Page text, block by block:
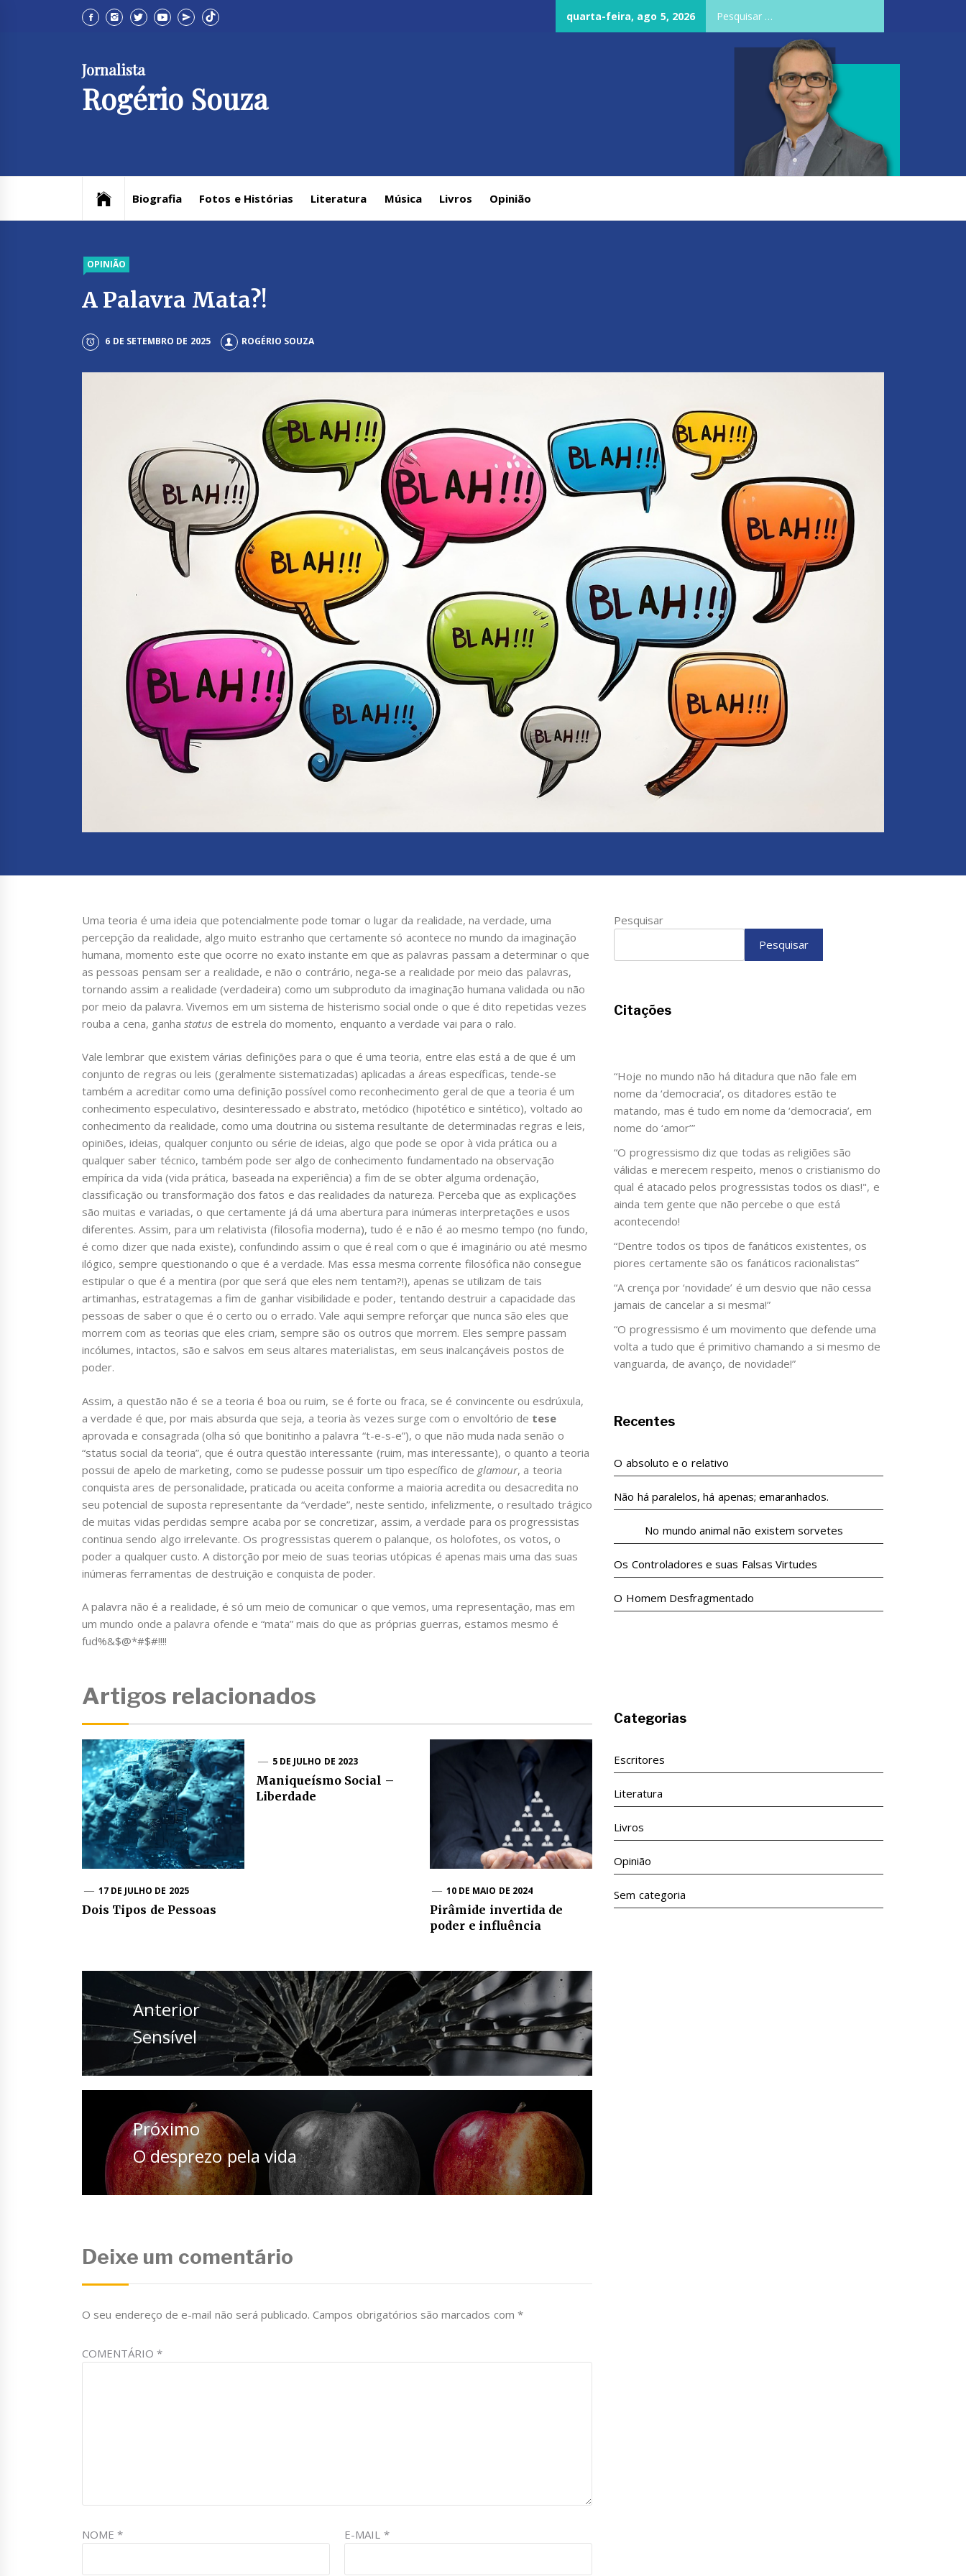
quarta-feira, ago 5, 2026
Jornalista
Rogério Souza
Biografia Fotos e Histórias Literatura Música Livros Opinião
OPINIÃO
A Palavra Mata?!
6 DE SETEMBRO DE 2025 ROGÉRIO SOUZA
Uma teoria é uma ideia que potencialmente pode tomar o lugar da realidade, na verdade, uma
percepção da realidade, algo muito estranho que certamente só acontece no mundo da imaginação
humana, momento este que ocorre no exato instante em que as palavras passam a determinar o que
as pessoas pensam ser a realidade, e não o contrário, nega-se a realidade por meio das palavras,
tornando assim a realidade (verdadeira) como um subproduto da imaginação humana validada ou não
por meio da palavra. Vivemos em um sistema de histerismo social onde o que é dito repetidas vezes
rouba a cena, ganhastatus de estrela do momento, enquanto a verdade vai para o ralo.
Vale lembrar que existem várias definições para o que é uma teoria, entre elas está a de que é um
conjunto de regras ou leis (geralmente sistematizadas) aplicadas a áreas específicas, tende-se
também a acreditar como uma definição possível como reconhecimento geral de que a teoria é um
conhecimento especulativo, desinteressado e abstrato, metódico (hipotético e sintético), voltado ao
conhecimento da realidade, como uma doutrina ou sistema resultante de determinadas regras e leis,
opiniões, ideias, qualquer conjunto ou série de ideias, algo que pode se opor à vida prática ou a
qualquer saber técnico, também pode ser algo de conhecimento fundamentado na observação
empírica da vida (vida prática, baseada na experiência) a fim de se obter alguma ordenação,
classificação ou transformação dos fatos e das realidades da natureza. Perceba que as explicações
são muitas e variadas, o que certamente já dá uma abertura para inúmeras interpretações e usos
diferentes. Assim, para um relativista (filosofia moderna), tudo é e não é ao mesmo tempo (no fundo,
é como dizer que nada existe), confundindo assim o que é real com o que é imaginário ou até mesmo
ilógico, sempre questionando o que é a verdade. Mas essa mesma corrente filosófica não consegue
estipular o que é a mentira (por que será que eles nem tentam?!), apenas se utilizam de tais
artimanhas, estratagemas a fim de ganhar visibilidade e poder, tentando destruir a capacidade das
pessoas de saber o que é o certo ou o errado. Vale aqui sempre reforçar que nunca são eles que
morrem com as teorias que eles criam, sempre são os outros que morrem. Eles sempre passam
incólumes, intactos, são e salvos em seus altares materialistas, em seus inalcançáveis postos de
poder.
Assim, a questão não é se a teoria é boa ou ruim, se é forte ou fraca, se é convincente ou esdrúxula,
a verdade é que, por mais absurda que seja, a teoria às vezes surge com o envoltório de tese
aprovada e consagrada (olha só que bonitinho a palavra “t-e-s-e”), o que não muda nada senão o
“status social da teoria”, que é outra questão interessante (ruim, mas interessante), o quanto a teoria
possui de apelo de marketing, como se pudesse possuir um tipo específico de glamour, a teoria
conquista ares de personalidade, praticada ou aceita conforme a maioria acredita ou desacredita no
seu potencial de suposta representante da “verdade”, neste sentido, infelizmente, o resultado trágico
de muitas vidas perdidas sempre acaba por se concretizar, assim, a verdade para os progressistas
continua sendo algo irrelevante. Os progressistas querem o palanque, os holofotes, os votos, o
poder a qualquer custo. A distorção por meio de suas teorias utópicas é apenas mais uma das suas
inúmeras ferramentas de destruição e conquista de poder.
A palavra não é a realidade, é só um meio de comunicar o que vemos, uma representação, mas em
um mundo onde a palavra ofende e “mata” mais do que as próprias guerras, estamos mesmo é
fud%&$@*#$#!!!!
Artigos relacionados
17 DE JULHO DE 2025
Dois Tipos de Pessoas
5 DE JULHO DE 2023
Maniqueísmo Social –
Liberdade
10 DE MAIO DE 2024
Pirâmide invertida de
poder e influência
Navegação
de
Post
Anterior
Anterior
Sensível
Próximo
Próximo
O desprezo pela vida
Deixe um comentário
O seu endereço de e-mail não será publicado. Campos obrigatórios são marcados com *
COMENTÁRIO*
NOME* E-MAIL *
Pesquisar
Pesquisar
Citações
“Hoje no mundo não há ditadura que não fale em
nome da ‘democracia’, os ditadores estão te
matando, mas é tudo em nome da ‘democracia’, em
nome do ‘amor’”
“O progressismo diz que todas as religiões são
válidas e merecem respeito, menos o cristianismo do
qual é atacado pelos progressistas todos os dias!", e
ainda tem gente que não percebe o que está
acontecendo!
“Dentre todos os tipos de fanáticos existentes, os
piores certamente são os fanáticos racionalistas”
“A crença por ‘novidade’ é um desvio que não cessa
jamais de cancelar a si mesma!”
“O progressismo é um movimento que defende uma
volta a tudo que é primitivo chamando a si mesmo de
vanguarda, de avanço, de novidade!”
Recentes
O absoluto e o relativo
Não há paralelos, há apenas; emaranhados.
No mundo animal não existem sorvetes
Os Controladores e suas Falsas Virtudes
O Homem Desfragmentado
Categorias
Escritores
Literatura
Livros
Opinião
Sem categoria